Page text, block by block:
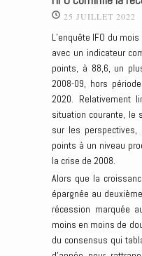
25 JUILLET 2022
L’enquête IFO du
avec un indicateur
points, à 88,6, un
2008-09, hors
2020. Relativement
situation courante, le
sur les
points à un niveau
la crise de 2008.
Alors que la
épargnée au
récession marquée
moins en moins de
du consensus qui